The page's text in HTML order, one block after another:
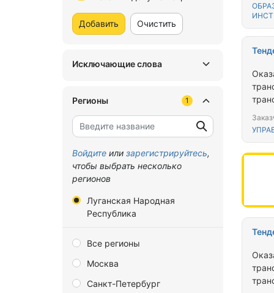
Добавить Очистить
Исключающие слова
Регионы 1
Войдите или зарегистрируйтесь,
чтобы выбрать несколько
регионов
Луганская Народная
Республика
Все регионы
Москва
Санкт-Петербург